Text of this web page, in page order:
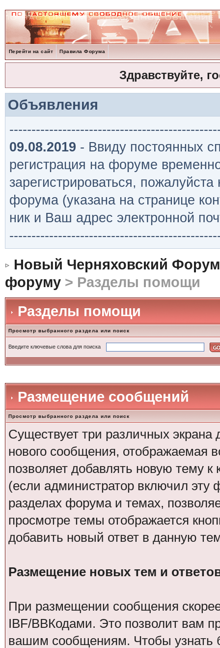
Перейти на сайт Правила Форума
Здравствуйте,
Объявления
09.08.2019 - Ввиду постоянных
регистрация на форуме
зарегистрироваться,
форума (указана на странице
ник и Ваш адрес электронной
Новый Черняховский Форум
форуму> Разделы помощи
Разделы помощи
Просмотр выбранного раздела или поиск
Введите ключевые слова для поиска
Размещение сообщений
Просмотр выбранного раздела или поиск
Существует три различных
нового сообщения, отображаемая
позволяет добавлять новую тему к
(если администратор включил эту
разделах форума и темах,
просмотре темы отображается
добавить новый ответ в данную
Размещение новых тем и
При размещении сообщения
IBF/BBКодами. Это позволит вам
вашим сообщениям. Чтобы узнать